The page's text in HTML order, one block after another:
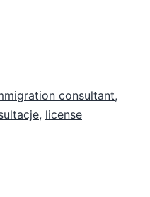
consultant,
, license